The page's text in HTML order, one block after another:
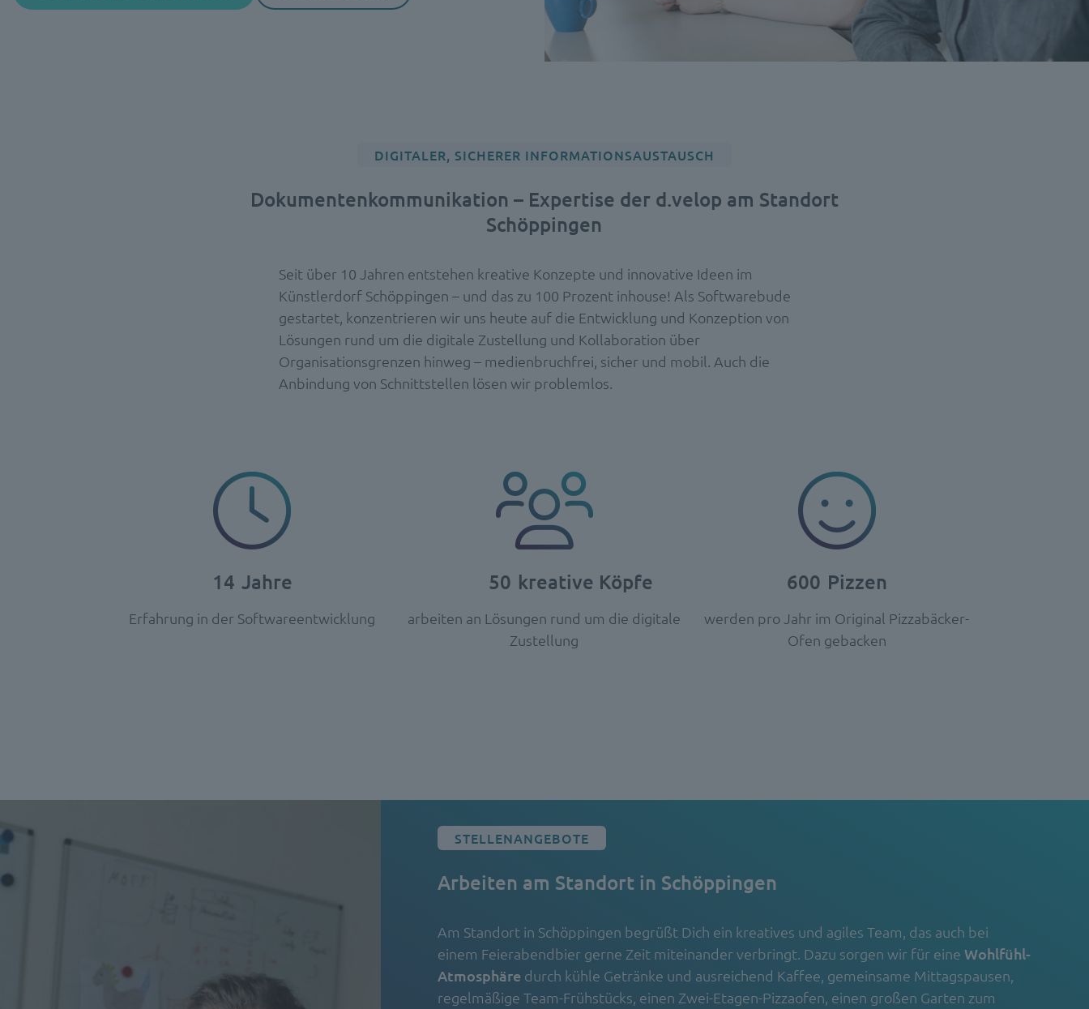
DIGITALER, SICHERER INFORMATIONSAUSTAUSCH
Dokumentenkommunikation – Expertise der d.velop am Standort
Schöppingen
Seit über 10 Jahren entstehen kreative Konzepte und innovative Ideen im
Künstlerdorf Schöppingen – und das zu 100 Prozent inhouse! Als Softwarebude
gestartet, konzentrieren wir uns heute auf die Entwicklung und Konzeption von
Lösungen rund um die digitale Zustellung und Kollaboration über
Organisationsgrenzen hinweg – medienbruchfrei, sicher und mobil. Auch die
Anbindung von Schnittstellen lösen wir problemlos.
14 Jahre
Erfahrung in der Softwareentwicklung
50 kreative Köpfe
arbeiten an Lösungen rund um die digitale
Zustellung
600 Pizzen
werden pro Jahr im Original Pizzabäcker-
Ofen gebacken
STELLENANGEBOTE
Arbeiten am Standort in Schöppingen
Am Standort in Schöppingen begrüßt Dich ein kreatives und agiles Team, das auch bei
einem Feierabendbier gerne Zeit miteinander verbringt. Dazu sorgen wir für eineWohlfühl-
Atmosphäre durch kühle Getränke und ausreichend Kaffee, gemeinsame Mittagspausen,
regelmäßige Team-Frühstücks, einen Zwei-Etagen-Pizzaofen, einen großen Garten zum